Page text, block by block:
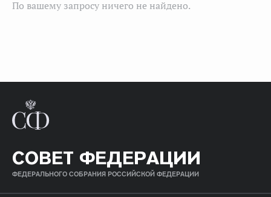
По вашему запросу ничего не найдено.
СОВЕТ ФЕДЕРАЦИИ
ФЕДЕРАЛЬНОГО СОБРАНИЯ РОССИЙСКОЙ ФЕДЕРАЦИИ